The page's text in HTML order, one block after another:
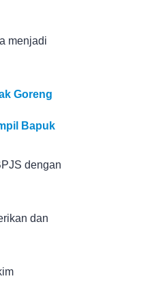
menjadi
Goreng
Bapuk
dengan
dan